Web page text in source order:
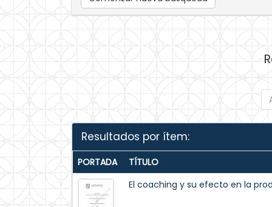
Resultados por ítem:
PORTADA
TÍTULO
El coaching y su efecto en la